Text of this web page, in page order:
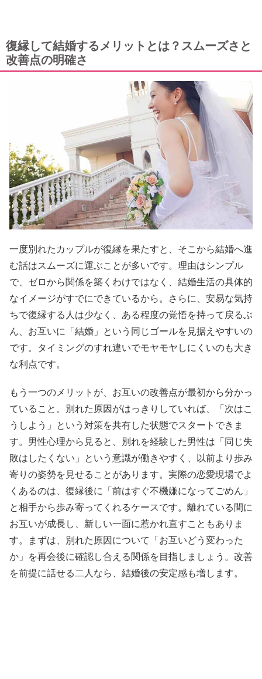
復縁して結婚するメリットとは？スムーズさと
改善点の明確さ
一度別れたカップルが復縁を果たすと、そこから結婚へ進
む話はスムーズに運ぶことが多いです。理由はシンプル
で、ゼロから関係を築くわけではなく、結婚生活の具体的
なイメージがすでにできているから。さらに、安易な気持
ちで復縁する人は少なく、ある程度の覚悟を持って戻るぶ
ん、お互いに「結婚」という同じゴールを見据えやすいの
です。タイミングのすれ違いでモヤモヤしにくいのも大き
な利点です。
もう一つのメリットが、お互いの改善点が最初から分かっ
ていること。別れた原因がはっきりしていれば、「次はこ
うしよう」という対策を共有した状態でスタートできま
す。男性心理から見ると、別れを経験した男性は「同じ失
敗はしたくない」という意識が働きやすく、以前より歩み
寄りの姿勢を見せることがあります。実際の恋愛現場でよ
くあるのは、復縁後に「前はすぐ不機嫌になってごめん」
と相手から歩み寄ってくれるケースです。離れている間に
お互いが成長し、新しい一面に惹かれ直すこともありま
す。まずは、別れた原因について「お互いどう変わった
か」を再会後に確認し合える関係を目指しましょう。改善
を前提に話せる二人なら、結婚後の安定感も増します。